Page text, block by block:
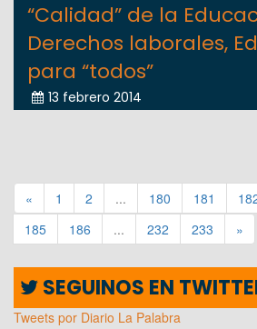
“Calidad” de la
Derechos laborales,
para “todos”
13 febrero 2014
« 1 2 ... 180 181
185
186 ... 232 233 »
SEGUINOS EN
Tweets por Diario La Palabra